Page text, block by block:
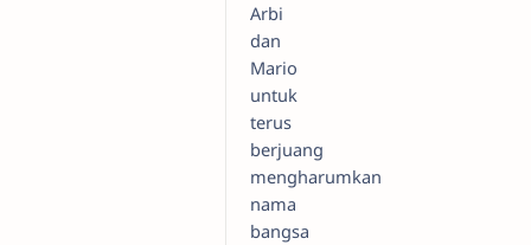
Arbi
dan
Mario
untuk
terus
berjuang
mengharumkan
nama
bangsa